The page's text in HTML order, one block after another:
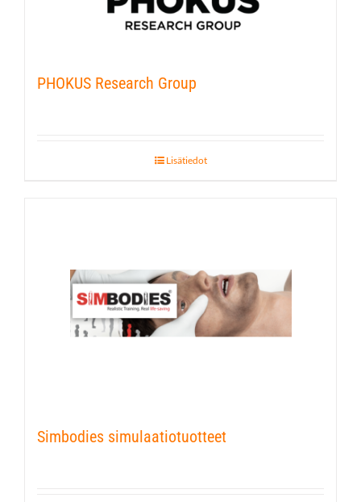
PHOKUS Research Group
Lisätiedot
Simbodies simulaatiotuotteet